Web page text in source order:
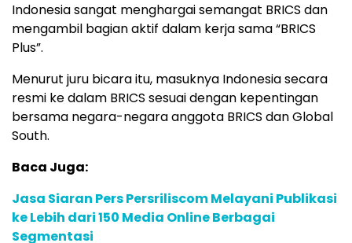
Indonesia sangat menghargai semangat BRICS dan
mengambil bagian aktif dalam kerja sama “BRICS
Plus”.
Menurut juru bicara itu, masuknya Indonesia secara
resmi ke dalam BRICS sesuai dengan kepentingan
bersama negara-negara anggota BRICS dan Global
South.
Baca Juga:
Jasa Siaran Pers Persriliscom Melayani Publikasi
ke Lebih dari 150 Media Online Berbagai
Segmentasi